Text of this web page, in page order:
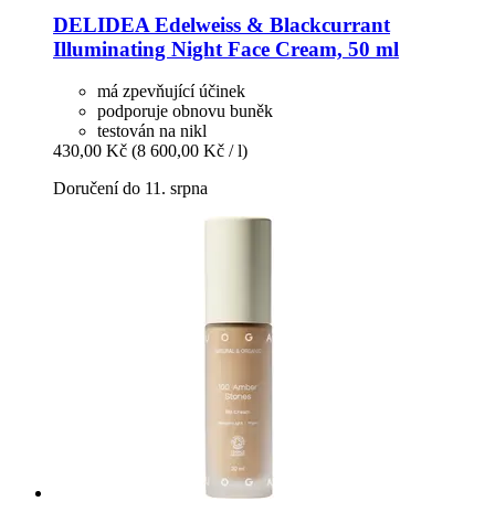
DELIDEA Edelweiss & Blackcurrant
Illuminating Night Face Cream, 50 ml
má zpevňující účinek
podporuje obnovu buněk
testován na nikl
430,00 Kč (8 600,00 Kč / l)
Doručení do 11. srpna